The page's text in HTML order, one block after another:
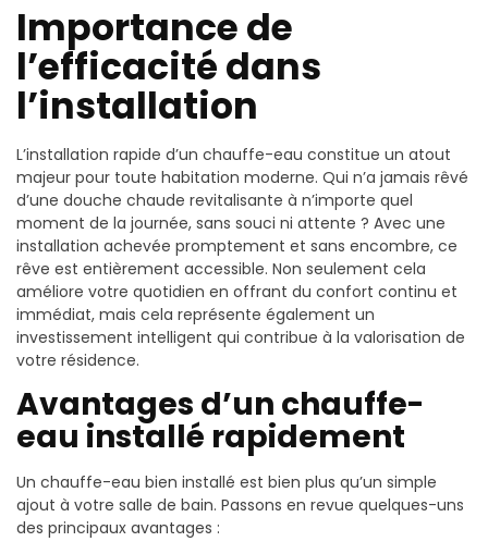
Importance de
l’efficacité dans
l’installation
L’installation rapide d’un chauffe-eau constitue un atout
majeur pour toute habitation moderne. Qui n’a jamais rêvé
d’une douche chaude revitalisante à n’importe quel
moment de la journée, sans souci ni attente ? Avec une
installation achevée promptement et sans encombre, ce
rêve est entièrement accessible. Non seulement cela
améliore votre quotidien en offrant du confort continu et
immédiat, mais cela représente également un
investissement intelligent qui contribue à la valorisation de
votre résidence.
Avantages d’un chauffe-
eau installé rapidement
Un chauffe-eau bien installé est bien plus qu’un simple
ajout à votre salle de bain. Passons en revue quelques-uns
des principaux avantages :